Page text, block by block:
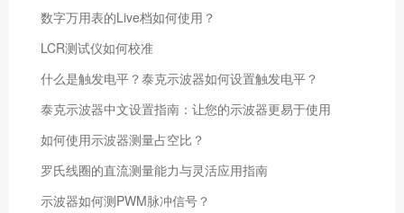
数字万用表的Live档如何使用？
LCR测试仪如何校准
什么是触发电平？泰克示波器如何设置触发电平？
泰克示波器中文设置指南：让您的示波器更易于使用
如何使用示波器测量占空比？
罗氏线圈的直流测量能力与灵活应用指南
示波器如何测PWM脉冲信号？